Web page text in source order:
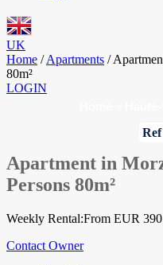
UK
Home / Apartments /
80m²
LOGIN
Apartment in
Persons 80m²
Weekly Rental:From EUR
Contact Owner